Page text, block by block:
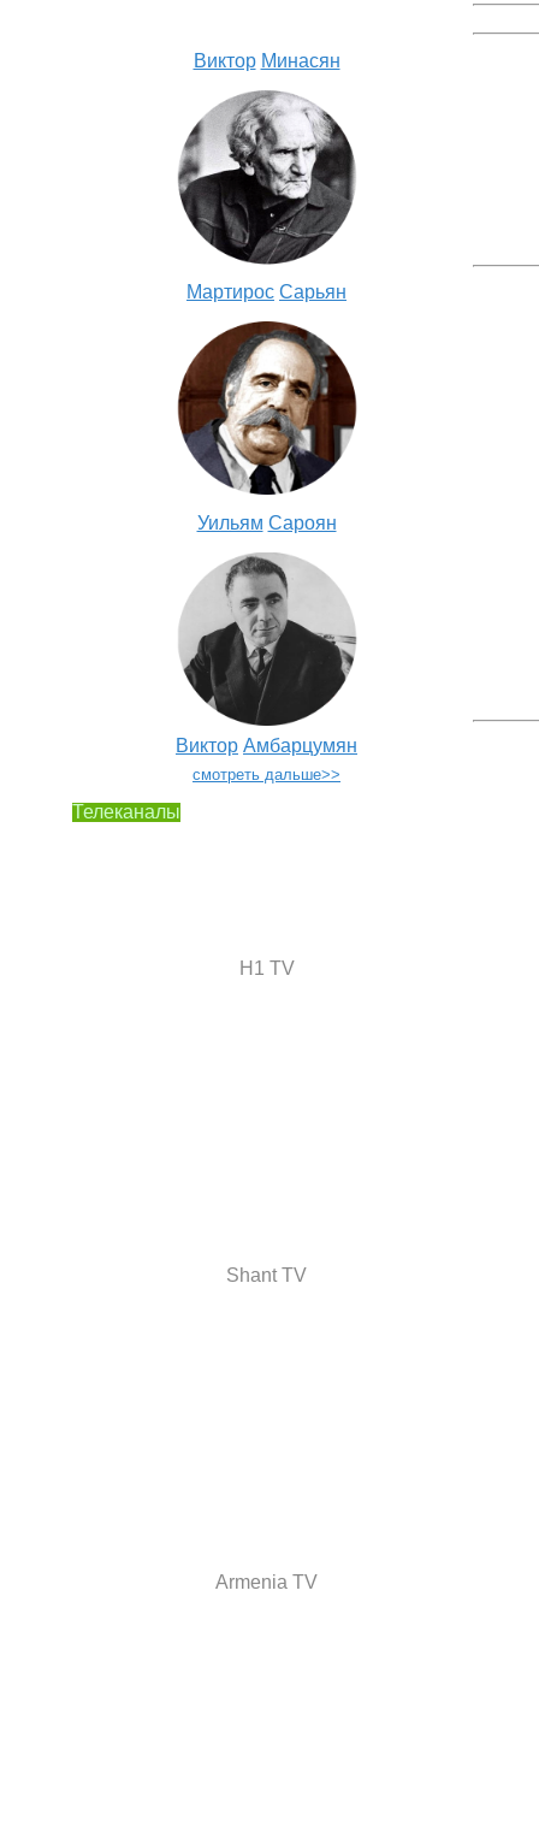
Виктор Минасян
Мартирос Сарьян
Уильям Сароян
Виктор Амбарцумян
смотреть дальше>>
Телеканалы
H1 TV
Shant TV
Armenia TV